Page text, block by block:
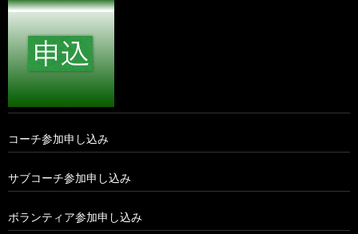
コーチ参加申し込み
サブコーチ参加申し込み
ボランティア参加申し込み